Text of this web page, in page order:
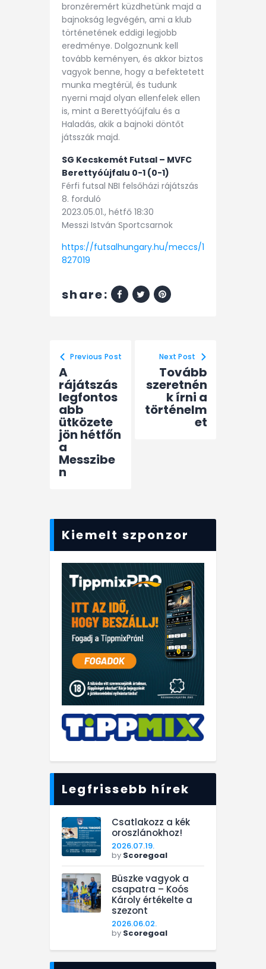
bronzéremért küzdhetünk majd a
bajnokság legvégén, ami a klub
történetének eddigi legjobb
eredménye. Dolgoznunk kell
tovább keményen, és akkor biztos
vagyok benne, hogy a befektetett
munka megtérül, és tudunk
nyerni majd olyan ellenfelek ellen
is, mint a Berettyóújfalu és a
Haladás, akik a bajnoki döntőt
játsszák majd.
SG Kecskemét Futsal – MVFC
Berettyóújfalu 0-1 (0-1)
Férfi futsal NBI felsőházi rájátszás
8. forduló
2023.05.01., hétfő 18:30
Messzi István Sportcsarnok
https://futsalhungary.hu/meccs/1
827019
share:
Previous Post
A
rájátszás
legfontos
abb
ütközete
jön hétfőn
a
Messzibe
n
Next Post
Tovább
szeretnén
k írni a
történelm
et
Kiemelt szponzor
Legfrissebb hírek
Csatlakozz a kék
oroszlánokhoz!
2026.07.19.
by Scoregoal
Büszke vagyok a
csapatra – Koós
Károly értékelte a
szezont
2026.06.02.
by Scoregoal